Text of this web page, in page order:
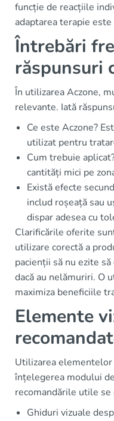
funcție de reacțiile
adaptarea terapie
Întrebări
răspunsuri
În utilizarea Aczone,
relevante. Iată
Ce este Aczone?
utilizat pentru
Cum trebuie
cantități mici pe
Există efecte
includ roșeață sau
dispar adesea cu
Clarificările oferite
utilizare corectă a
pacienții să nu ezite
dacă au nelămuriri. O
maximiza beneficiile
Elemente
Utilizarea
înțelegerea modului
recomandările utile se
Ghiduri vizuale